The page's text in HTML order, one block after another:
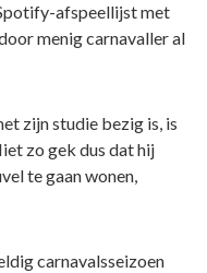
afspeellijst met
menig carnavaller al
zijn studie bezig is, is
zo gek dus dat hij
te gaan wonen,
carnavalsseizoen